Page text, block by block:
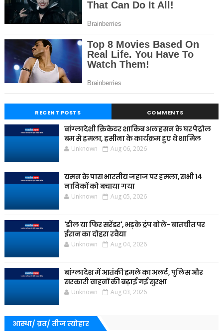
RECENT POSTS COMMENTS
बांग्लादेशी क्रिकेटर शाकिब अल हसन के घर पेट्रोल
बम से हमला, हसीना के कार्यक्रम हुए थे शामिल
Unknown Aug 06, 2026
यमन के पास भारतीय जहाज पर हमला, सभी 14
नाविकों को बचाया गया
Unknown Aug 05, 2026
'डील या फिर सरेंडर', भड़के ट्रंप बोले- बातचीत पर
ईरान का दोहरा रवैया
Unknown Aug 04, 2026
बांग्लादेश में आतंकी हमले का अलर्ट, पुलिस और
सरकारी वाहनों की बढ़ाई गई सुरक्षा
Unknown Aug 03, 2026
आस्था/ व्रत/ तीज त्‍योहार